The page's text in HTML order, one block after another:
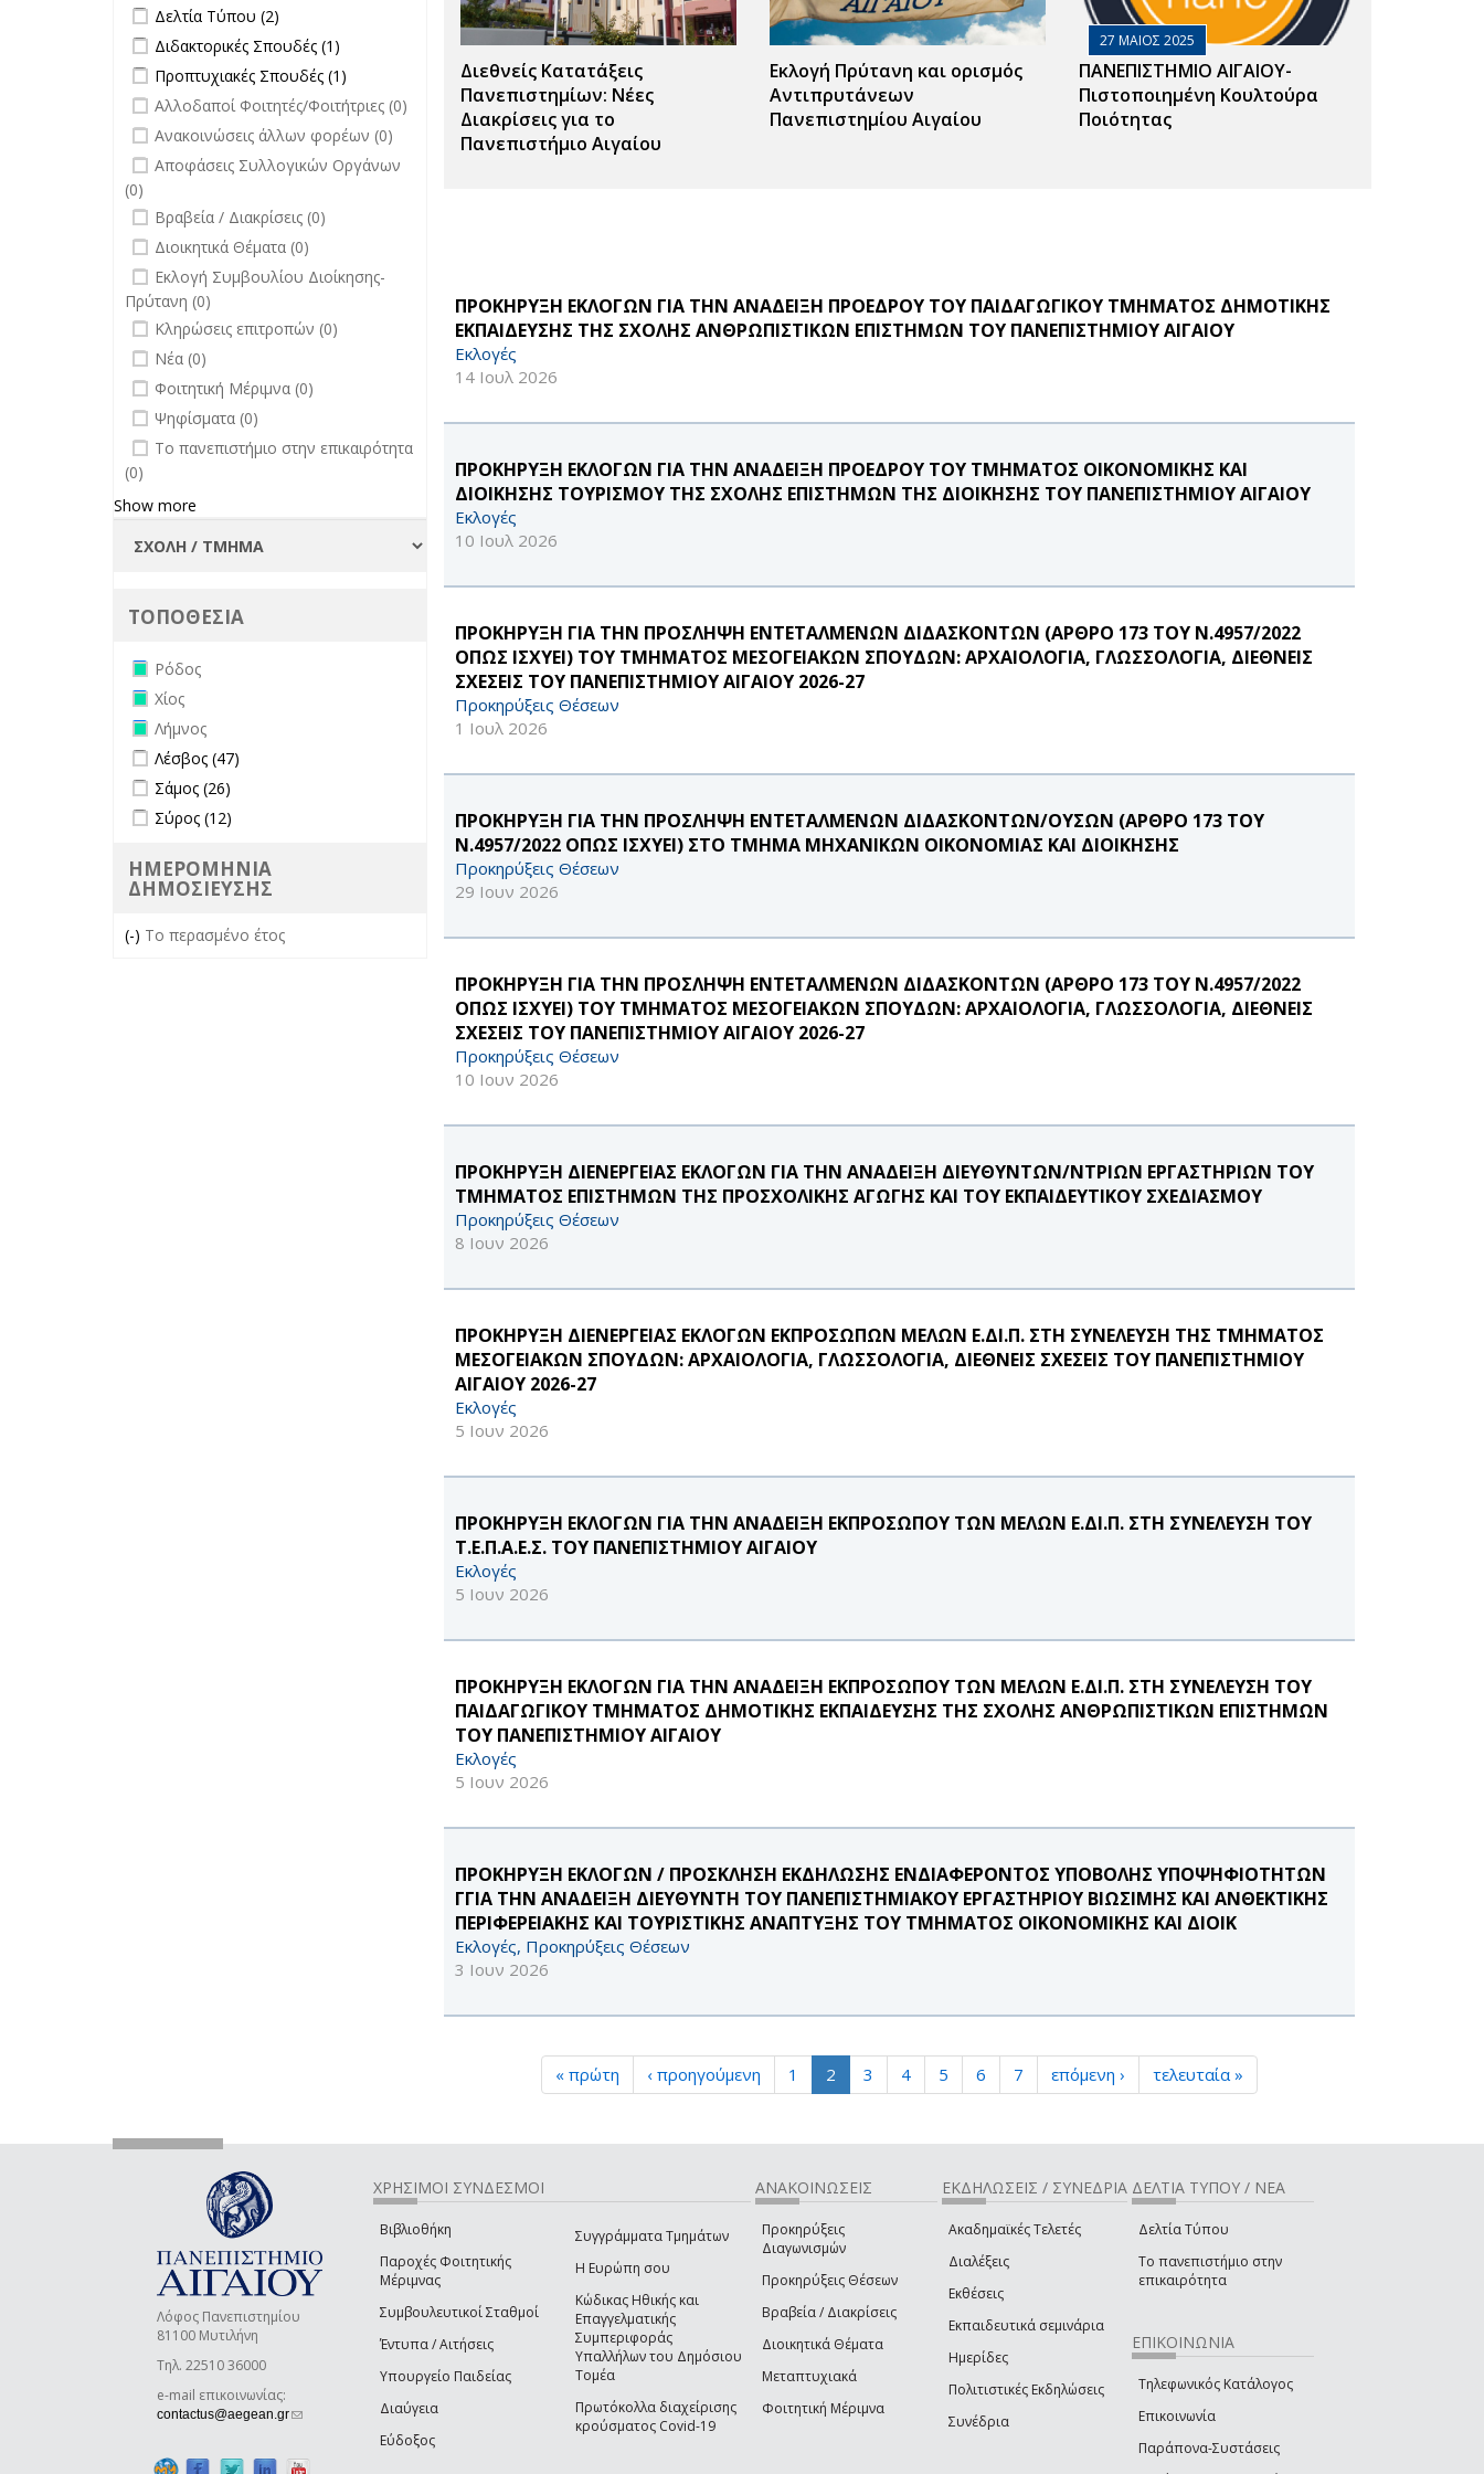
Διεθνείς Κατατάξεις
Πανεπιστημίων: Νέες
Διακρίσεις για το
Πανεπιστήμιο Αιγαίου
Εκλογή Πρύτανη και ορισμός
Αντιπρυτάνεων
Πανεπιστημίου Αιγαίου
27 ΜΑΙΟΣ 2025
ΠΑΝΕΠΙΣΤΗΜΙΟ ΑΙΓΑΙΟΥ-
Πιστοποιημένη Κουλτούρα
Ποιότητας
ΠΡΟΚΗΡΥΞΗ ΕΚΛΟΓΩΝ ΓΙΑ ΤΗΝ ΑΝΑΔΕΙΞΗ ΠΡΟΕΔΡΟΥ ΤΟΥ ΠΑΙΔΑΓΩΓΙΚΟΥ ΤΜΗΜΑΤΟΣ ΔΗΜΟΤΙΚΗΣ
ΕΚΠΑΙΔΕΥΣΗΣ ΤΗΣ ΣΧΟΛΗΣ ΑΝΘΡΩΠΙΣΤΙΚΩΝ ΕΠΙΣΤΗΜΩΝ ΤΟΥ ΠΑΝΕΠΙΣΤΗΜΙΟΥ ΑΙΓΑΙΟΥ
Εκλογές
14 Ιουλ 2026
ΠΡΟΚΗΡΥΞΗ ΕΚΛΟΓΩΝ ΓΙΑ ΤΗΝ ΑΝΑΔΕΙΞΗ ΠΡΟΕΔΡΟΥ ΤΟΥ ΤΜΗΜΑΤΟΣ ΟΙΚΟΝΟΜΙΚΗΣ ΚΑΙ
ΔΙΟΙΚΗΣΗΣ ΤΟΥΡΙΣΜΟΥ ΤΗΣ ΣΧΟΛΗΣ ΕΠΙΣΤΗΜΩΝ ΤΗΣ ΔΙΟΙΚΗΣΗΣ ΤΟΥ ΠΑΝΕΠΙΣΤΗΜΙΟΥ ΑΙΓΑΙΟΥ
Εκλογές
10 Ιουλ 2026
ΠΡΟΚΗΡΥΞΗ ΓΙΑ ΤΗΝ ΠΡΟΣΛΗΨΗ ΕΝΤΕΤΑΛΜΕΝΩΝ ΔΙΔΑΣΚΟΝΤΩΝ (ΑΡΘΡΟ 173 ΤΟΥ Ν.4957/2022
ΟΠΩΣ ΙΣΧΥΕΙ) ΤΟΥ ΤΜΗΜΑΤΟΣ ΜΕΣΟΓΕΙΑΚΩΝ ΣΠΟΥΔΩΝ: ΑΡΧΑΙΟΛΟΓΙΑ, ΓΛΩΣΣΟΛΟΓΙΑ, ΔΙΕΘΝΕΙΣ
ΣΧΕΣΕΙΣ ΤΟΥ ΠΑΝΕΠΙΣΤΗΜΙΟΥ ΑΙΓΑΙΟΥ 2026-27
Προκηρύξεις Θέσεων
1 Ιουλ 2026
ΠΡΟΚΗΡΥΞΗ ΓΙΑ ΤΗΝ ΠΡΟΣΛΗΨΗ ΕΝΤΕΤΑΛΜΕΝΩΝ ΔΙΔΑΣΚΟΝΤΩΝ/ΟΥΣΩΝ (ΑΡΘΡΟ 173 ΤΟΥ
Ν.4957/2022 ΟΠΩΣ ΙΣΧΥΕΙ) ΣΤΟ ΤΜΗΜΑ ΜΗΧΑΝΙΚΩΝ ΟΙΚΟΝΟΜΙΑΣ ΚΑΙ ΔΙΟΙΚΗΣΗΣ
Προκηρύξεις Θέσεων
29 Ιουν 2026
ΠΡΟΚΗΡΥΞΗ ΓΙΑ ΤΗΝ ΠΡΟΣΛΗΨΗ ΕΝΤΕΤΑΛΜΕΝΩΝ ΔΙΔΑΣΚΟΝΤΩΝ (ΑΡΘΡΟ 173 ΤΟΥ Ν.4957/2022
ΟΠΩΣ ΙΣΧΥΕΙ) ΤΟΥ ΤΜΗΜΑΤΟΣ ΜΕΣΟΓΕΙΑΚΩΝ ΣΠΟΥΔΩΝ: ΑΡΧΑΙΟΛΟΓΙΑ, ΓΛΩΣΣΟΛΟΓΙΑ, ΔΙΕΘΝΕΙΣ
ΣΧΕΣΕΙΣ ΤΟΥ ΠΑΝΕΠΙΣΤΗΜΙΟΥ ΑΙΓΑΙΟΥ 2026-27
Προκηρύξεις Θέσεων
10 Ιουν 2026
ΠΡΟΚΗΡΥΞΗ ΔΙΕΝΕΡΓΕΙΑΣ ΕΚΛΟΓΩΝ ΓΙΑ ΤΗΝ ΑΝΑΔΕΙΞΗ ΔΙΕΥΘΥΝΤΩΝ/ΝΤΡΙΩΝ ΕΡΓΑΣΤΗΡΙΩΝ ΤΟΥ
ΤΜΗΜΑΤΟΣ ΕΠΙΣΤΗΜΩΝ ΤΗΣ ΠΡΟΣΧΟΛΙΚΗΣ ΑΓΩΓΗΣ ΚΑΙ ΤΟΥ ΕΚΠΑΙΔΕΥΤΙΚΟΥ ΣΧΕΔΙΑΣΜΟΥ
Προκηρύξεις Θέσεων
8 Ιουν 2026
ΠΡΟΚΗΡΥΞΗ ΔΙΕΝΕΡΓΕΙΑΣ ΕΚΛΟΓΩΝ ΕΚΠΡΟΣΩΠΩΝ ΜΕΛΩΝ Ε.ΔΙ.Π. ΣΤΗ ΣΥΝΕΛΕΥΣΗ ΤΗΣ ΤΜΗΜΑΤΟΣ
ΜΕΣΟΓΕΙΑΚΩΝ ΣΠΟΥΔΩΝ: ΑΡΧΑΙΟΛΟΓΙΑ, ΓΛΩΣΣΟΛΟΓΙΑ, ΔΙΕΘΝΕΙΣ ΣΧΕΣΕΙΣ ΤΟΥ ΠΑΝΕΠΙΣΤΗΜΙΟΥ
ΑΙΓΑΙΟΥ 2026-27
Εκλογές
5 Ιουν 2026
ΠΡΟΚΗΡΥΞΗ ΕΚΛΟΓΩΝ ΓΙΑ ΤΗΝ ΑΝΑΔΕΙΞΗ ΕΚΠΡΟΣΩΠΟΥ ΤΩΝ ΜΕΛΩΝ Ε.ΔΙ.Π. ΣΤΗ ΣΥΝΕΛΕΥΣΗ ΤΟΥ
Τ.Ε.Π.Α.Ε.Σ. ΤΟΥ ΠΑΝΕΠΙΣΤΗΜΙΟΥ ΑΙΓΑΙΟΥ
Εκλογές
5 Ιουν 2026
ΠΡΟΚΗΡΥΞΗ ΕΚΛΟΓΩΝ ΓΙΑ ΤΗΝ ΑΝΑΔΕΙΞΗ ΕΚΠΡΟΣΩΠΟΥ ΤΩΝ ΜΕΛΩΝ Ε.ΔΙ.Π. ΣΤΗ ΣΥΝΕΛΕΥΣΗ ΤΟΥ
ΠΑΙΔΑΓΩΓΙΚΟΥ ΤΜΗΜΑΤΟΣ ΔΗΜΟΤΙΚΗΣ ΕΚΠΑΙΔΕΥΣΗΣ ΤΗΣ ΣΧΟΛΗΣ ΑΝΘΡΩΠΙΣΤΙΚΩΝ ΕΠΙΣΤΗΜΩΝ
ΤΟΥ ΠΑΝΕΠΙΣΤΗΜΙΟΥ ΑΙΓΑΙΟΥ
Εκλογές
5 Ιουν 2026
ΠΡΟΚΗΡΥΞΗ ΕΚΛΟΓΩΝ / ΠΡΟΣΚΛΗΣΗ ΕΚΔΗΛΩΣΗΣ ΕΝΔΙΑΦΕΡΟΝΤΟΣ ΥΠΟΒΟΛΗΣ ΥΠΟΨΗΦΙΟΤΗΤΩΝ
ΓΓΙΑ ΤΗΝ ΑΝΑΔΕΙΞΗ ΔΙΕΥΘΥΝΤΗ ΤΟΥ ΠΑΝΕΠΙΣΤΗΜΙΑΚΟΥ ΕΡΓΑΣΤΗΡΙΟΥ ΒΙΩΣΙΜΗΣ ΚΑΙ ΑΝΘΕΚΤΙΚΗΣ
ΠΕΡΙΦΕΡΕΙΑΚΗΣ ΚΑΙ ΤΟΥΡΙΣΤΙΚΗΣ ΑΝΑΠΤΥΞΗΣ ΤΟΥ ΤΜΗΜΑΤΟΣ ΟΙΚΟΝΟΜΙΚΗΣ ΚΑΙ ΔΙΟΙΚ
Εκλογές, Προκηρύξεις Θέσεων
3 Ιουν 2026
« πρώτη ‹ προηγούμενη 1 2 3 4 5 6 7 επόμενη › τελευταία »
Apply Δελτία Τύπου filter
Δελτία Τύπου (2)
Apply Διδακτορικές Σπουδές filter
Διδακτορικές Σπουδές (1)
Σπουδές
filter
Apply Προπτυχιακές Σπουδές filter
Προπτυχιακές Σπουδές (1)
Σπουδές filter
undefined
Αλλοδαποί Φοιτητές/Φοιτήτριες (0)
undefined
Ανακοινώσεις άλλων φορέων (0)
undefined
Αποφάσεις Συλλογικών Οργάνων
(0)
undefined
Βραβεία / Διακρίσεις (0)
undefined
Διοικητικά Θέματα (0)
undefined
Εκλογή Συμβουλίου Διοίκησης-
Πρύτανη (0)
undefined
Κληρώσεις επιτροπών (0)
undefined
Νέα (0)
undefined
Φοιτητική Μέριμνα (0)
undefined
Ψηφίσματα (0)
undefined
Το πανεπιστήμιο στην επικαιρότητα
(0)
Show more
ΤΟΠΟΘΕΣΙΑ
Remove Ρόδος filter
Ρόδος
Remove Χίος filter
Χίος
Remove Λήμνος filter
Λήμνος
Apply Λέσβος filter
Λέσβος (47)
Apply Σάμος filter
Σάμος (26)
Apply Σύρος filter
Σύρος (12)
ΗΜΕΡΟΜΗΝΙΑ
ΔΗΜΟΣΙΕΥΣΗΣ
(-) Remove Το περασμένο έτος filter
Το περασμένο έτος
Λόφος Πανεπιστημίου
81100 Μυτιλήνη
Τηλ. 22510 36000
e-mail επικοινωνίας:
contactus@aegean.gr(link sends e-mail)
ΧΡΗΣΙΜΟΙ ΣΥΝΔΕΣΜΟΙ
Βιβλιοθήκη
Παροχές Φοιτητικής
Μέριμνας
Συμβουλευτικοί Σταθμοί
Έντυπα / Αιτήσεις
Υπουργείο Παιδείας
Διαύγεια
Εύδοξος
Συγγράμματα Τμημάτων
Η Ευρώπη σου
Κώδικας Ηθικής και
Επαγγελματικής
Συμπεριφοράς
Υπαλλήλων του Δημόσιου
Τομέα
Πρωτόκολλα διαχείρισης
κρούσματος Covid-19
ΑΝΑΚΟΙΝΩΣΕΙΣ
Προκηρύξεις
Διαγωνισμών
Προκηρύξεις Θέσεων
Βραβεία / Διακρίσεις
Διοικητικά Θέματα
Μεταπτυχιακά
Φοιτητική Μέριμνα
ΕΚΔΗΛΩΣΕΙΣ / ΣΥΝΕΔΡΙΑ
Ακαδημαϊκές Τελετές
Διαλέξεις
Εκθέσεις
Εκπαιδευτικά σεμινάρια
Ημερίδες
Πολιτιστικές Εκδηλώσεις
Συνέδρια
ΔΕΛΤΙΑ ΤΥΠΟΥ / ΝΕΑ
Δελτία Τύπου
Το πανεπιστήμιο στην
επικαιρότητα
ΕΠΙΚΟΙΝΩΝΙΑ
Τηλεφωνικός Κατάλογος
Επικοινωνία
Παράπονα-Συστάσεις